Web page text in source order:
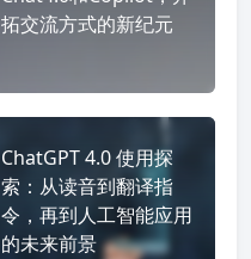
拓交流方式的新纪元
ChatGPT 4.0 使用探
索：从读音到翻译指
令，再到人工智能应用
的未来前景